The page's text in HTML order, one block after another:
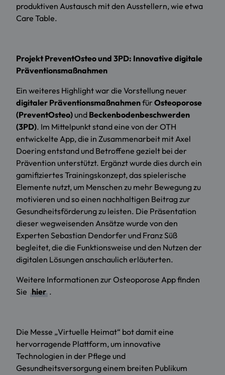
produktiven Austausch mit den Ausstellern, wie etwa
Care Table.
Projekt PreventOsteo und 3PD: Innovative digitale
Präventionsmaßnahmen
Ein weiteres Highlight war die Vorstellung neuer
digitaler Präventionsmaßnahmenfür Osteoporose
(PreventOsteo) und Beckenbodenbeschwerden
(3PD). Im Mittelpunkt stand eine von der OTH
entwickelte App, die in Zusammenarbeit mit Axel
Doering entstand und Betroffene gezielt bei der
Prävention unterstützt. Ergänzt wurde dies durch ein
gamifiziertes Trainingskonzept, das spielerische
Elemente nutzt, um Menschen zu mehr Bewegung zu
motivieren und so einen nachhaltigen Beitrag zur
Gesundheitsförderung zu leisten. Die Präsentation
dieser wegweisenden Ansätze wurde von den
Experten Sebastian Dendorfer und Franz Süß
begleitet, die die Funktionsweise und den Nutzen der
digitalen Lösungen anschaulich erläuterten.
Weitere Informationen zur Osteoporose App finden
Sie hier .
Die Messe „Virtuelle Heimat“ bot damit eine
hervorragende Plattform, um innovative
Technologien in der Pflege und
Gesundheitsversorgung einem breiten Publikum